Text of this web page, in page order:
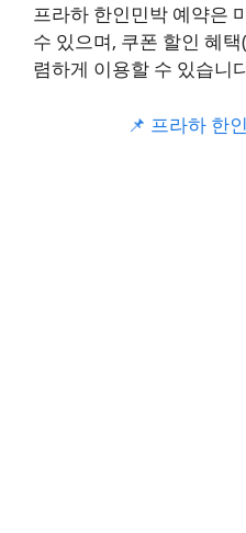
프라하 한인민박 예약은
수 있으며, 쿠폰 할인 혜택(
렴하게 이용할 수 있습니
📌 프라하 한